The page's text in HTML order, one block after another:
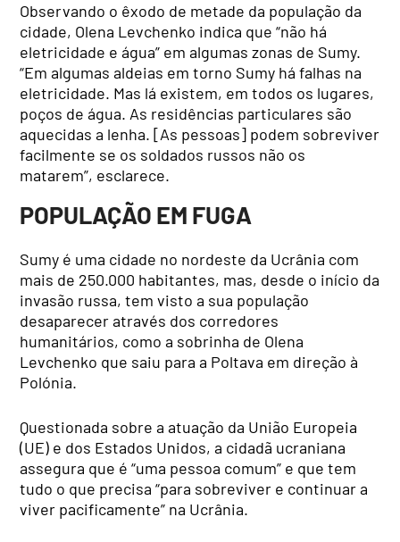
Observando o êxodo de metade da população da
cidade, Olena Levchenko indica que “não há
eletricidade e água” em algumas zonas de Sumy.
“Em algumas aldeias em torno Sumy há falhas na
eletricidade. Mas lá existem, em todos os lugares,
poços de água. As residências particulares são
aquecidas a lenha. [As pessoas] podem sobreviver
facilmente se os soldados russos não os
matarem”, esclarece.
POPULAÇÃO EM FUGA
Sumy é uma cidade no nordeste da Ucrânia com
mais de 250.000 habitantes, mas, desde o início da
invasão russa, tem visto a sua população
desaparecer através dos corredores
humanitários, como a sobrinha de Olena
Levchenko que saiu para a Poltava em direção à
Polónia.
Questionada sobre a atuação da União Europeia
(UE) e dos Estados Unidos, a cidadã ucraniana
assegura que é “uma pessoa comum” e que tem
tudo o que precisa “para sobreviver e continuar a
viver pacificamente” na Ucrânia.